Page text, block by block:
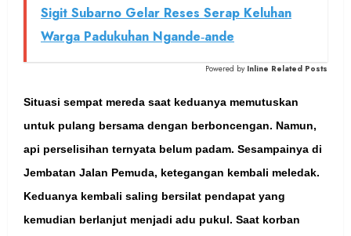
Sigit Subarno Gelar Reses Serap Keluhan
Warga Padukuhan Ngande‑ande
Powered by Inline Related Posts
Situasi sempat mereda saat keduanya memutuskan
untuk pulang bersama dengan berboncengan. Namun,
api perselisihan ternyata belum padam. Sesampainya di
Jembatan Jalan Pemuda, ketegangan kembali meledak.
Keduanya kembali saling bersilat pendapat yang
kemudian berlanjut menjadi adu pukul. Saat korban